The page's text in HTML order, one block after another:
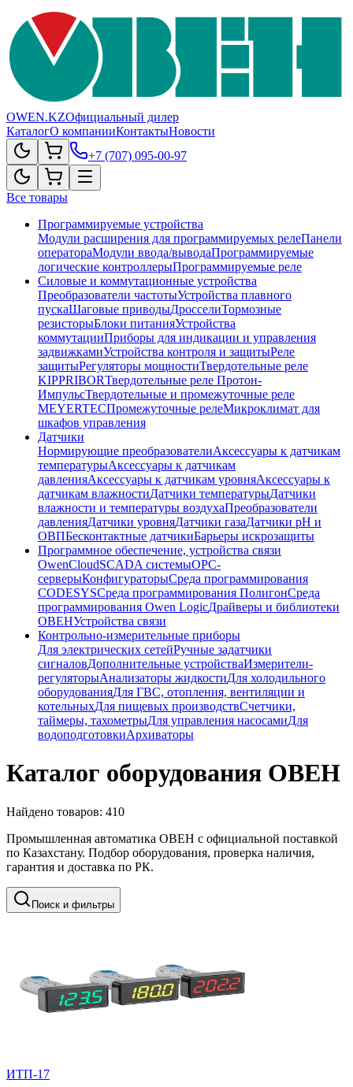
OWEN.KZОфициальный дилер
КаталогО компанииКонтактыНовости
+7 (707) 095-00-97
Все товары
Программируемые устройства
Модули расширения для программируемых релеПанели
оператораМодули ввода/выводаПрограммируемые
логические контроллерыПрограммируемые реле
Силовые и коммутационные устройства
Преобразователи частотыУстройства плавного
пускаШаговые приводыДросселиТормозные
резисторыБлоки питанияУстройства
коммутацииПриборы для индикации и управления
задвижкамиУстройства контроля и защитыРеле
защитыРегуляторы мощностиТвердотельные реле
KIPPRIBORТвердотельные реле Протон-
ИмпульсТвердотельные и промежуточные реле
MEYERTECПромежуточные релеМикроклимат для
шкафов управления
Датчики
Нормирующие преобразователиАксессуары к датчикам
температурыАксессуары к датчикам
давленияАксессуары к датчикам уровняАксессуары к
датчикам влажностиДатчики температурыДатчики
влажности и температуры воздухаПреобразователи
давленияДатчики уровняДатчики газаДатчики pH и
ОВПБесконтактные датчикиБарьеры искрозащиты
Программное обеспечение, устройства связи
OwenCloudSCADA системыOPC-
серверыКонфигураторыСреда программирования
CODESYSСреда программирования ПолигонСреда
программирования Owen LogicДрайверы и библиотеки
ОВЕНУстройства связи
Контрольно-измерительные приборы
Для электрических сетейРучные задатчики
сигналовДополнительные устройстваИзмерители-
регуляторыАнализаторы жидкостиДля холодильного
оборудованияДля ГВС, отопления, вентиляции и
котельныхДля пищевых производствСчетчики,
таймеры, тахометрыДля управления насосамиДля
водоподготовкиАрхиваторы
Каталог оборудования ОВЕН
Найдено товаров: 410
Промышленная автоматика ОВЕН с официальной поставкой
по Казахстану. Подбор оборудования, проверка наличия,
гарантия и доставка по РК.
Поиск и фильтры
ИТП-17